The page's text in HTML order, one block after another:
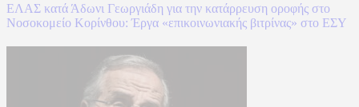
ΕΛΑΣ κατά Άδωνι Γεωργιάδη για την κατάρρευση οροφής στο
Νοσοκομείο Κορίνθου: Έργα «επικοινωνιακής βιτρίνας» στο ΕΣΥ